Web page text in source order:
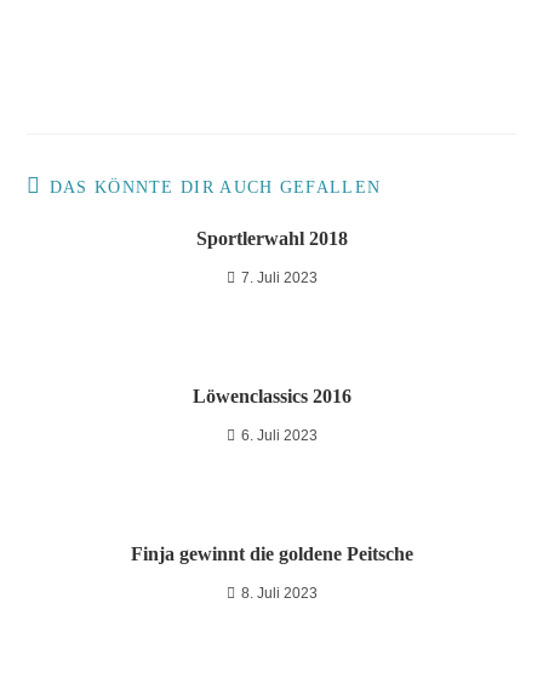
DAS KÖNNTE DIR AUCH GEFALLEN
Sportlerwahl 2018
7. Juli 2023
Löwenclassics 2016
6. Juli 2023
Finja gewinnt die goldene Peitsche
8. Juli 2023